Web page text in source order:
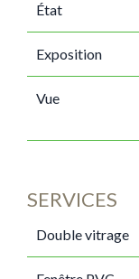
État
Exposition
Vue
SERVICES
Double vitrage